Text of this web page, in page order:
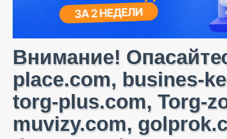
Внимание!
place.com, busines-
torg-plus.com, Torg-
muvizy.com,